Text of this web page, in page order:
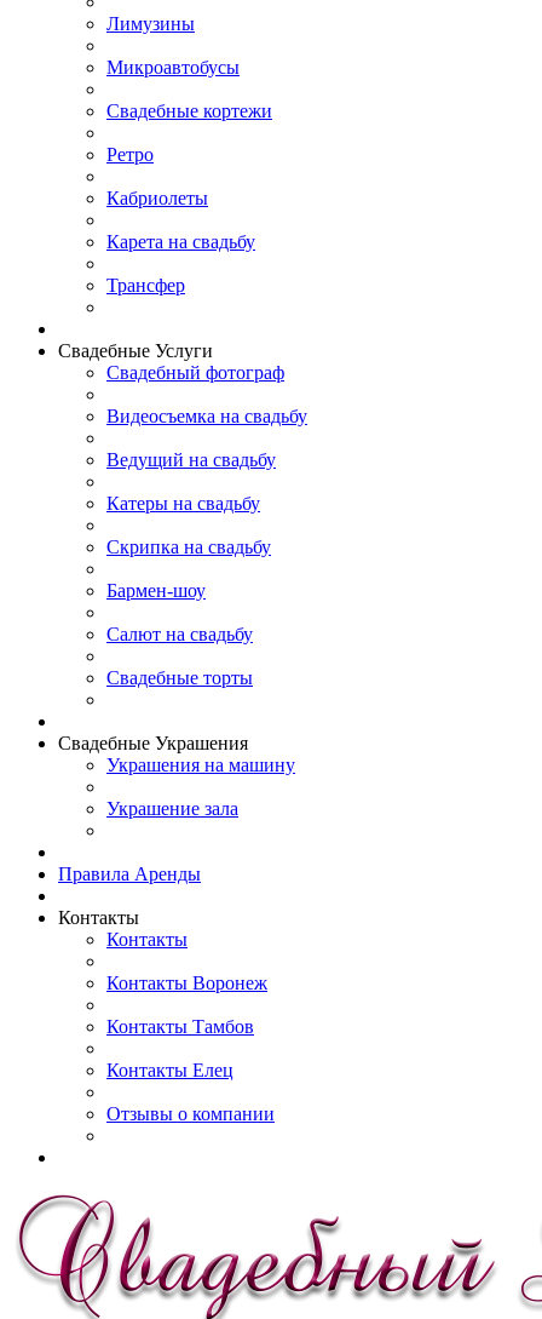
Лимузины
Микроавтобусы
Свадебные кортежи
Ретро
Кабриолеты
Карета на свадьбу
Трансфер
Свадебные Услуги
Свадебный фотограф
Видеосъемка на свадьбу
Ведущий на свадьбу
Катеры на свадьбу
Скрипка на свадьбу
Бармен-шоу
Салют на свадьбу
Свадебные торты
Свадебные Украшения
Украшения на машину
Украшение зала
Правила Аренды
Контакты
Контакты
Контакты Воронеж
Контакты Тамбов
Контакты Елец
Отзывы о компании